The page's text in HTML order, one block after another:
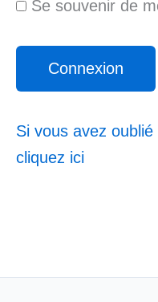
Se souvenir de
Si vous avez
cliquez ici